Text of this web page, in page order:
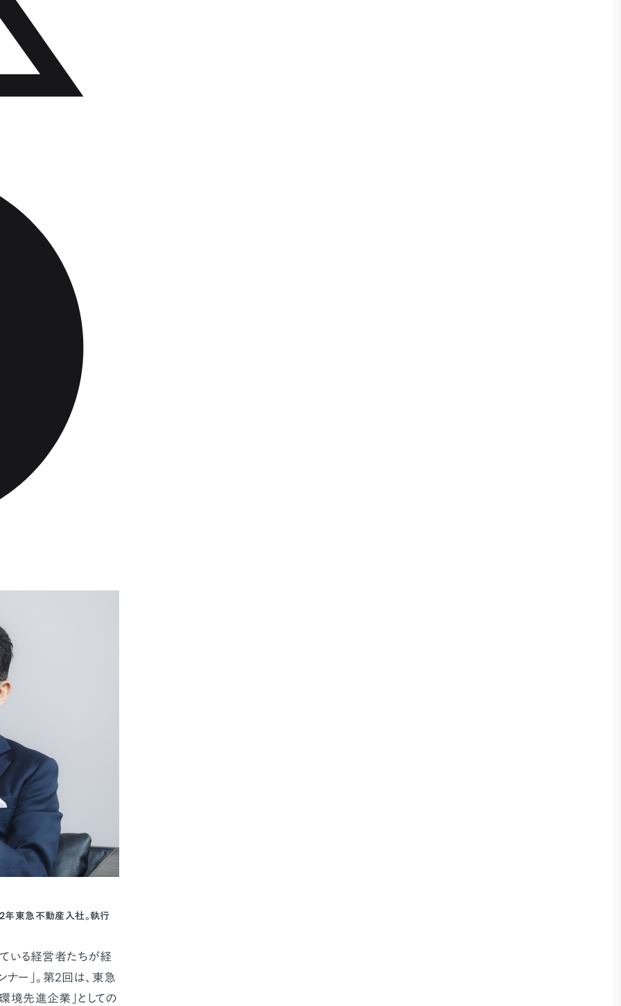
年東急不動産入社。執行
いる経営者たちが経
ナー」。第2回は、東急
境先進企業」としての